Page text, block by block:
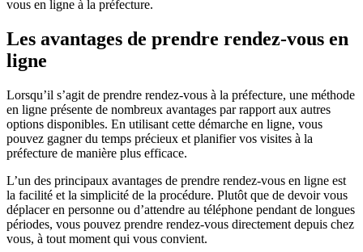
vous en ligne à la préfecture.
Les avantages de prendre rendez-vous en
ligne
Lorsqu’il s’agit de prendre rendez-vous à la préfecture, une méthode
en ligne présente de nombreux avantages par rapport aux autres
options disponibles. En utilisant cette démarche en ligne, vous
pouvez gagner du temps précieux et planifier vos visites à la
préfecture de manière plus efficace.
L’un des principaux avantages de prendre rendez-vous en ligne est
la facilité et la simplicité de la procédure. Plutôt que de devoir vous
déplacer en personne ou d’attendre au téléphone pendant de longues
périodes, vous pouvez prendre rendez-vous directement depuis chez
vous, à tout moment qui vous convient.